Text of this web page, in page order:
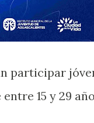
participar
15 y 29